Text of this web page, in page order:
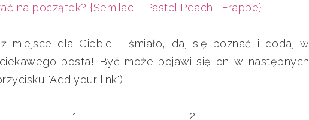
na początek? {Semilac - Pastel Peach i Frappe}
miejsce dla Ciebie - śmiało, daj się poznać i dodaj w
posta! Być może pojawi się on w następnych
"Add your link")
1 2